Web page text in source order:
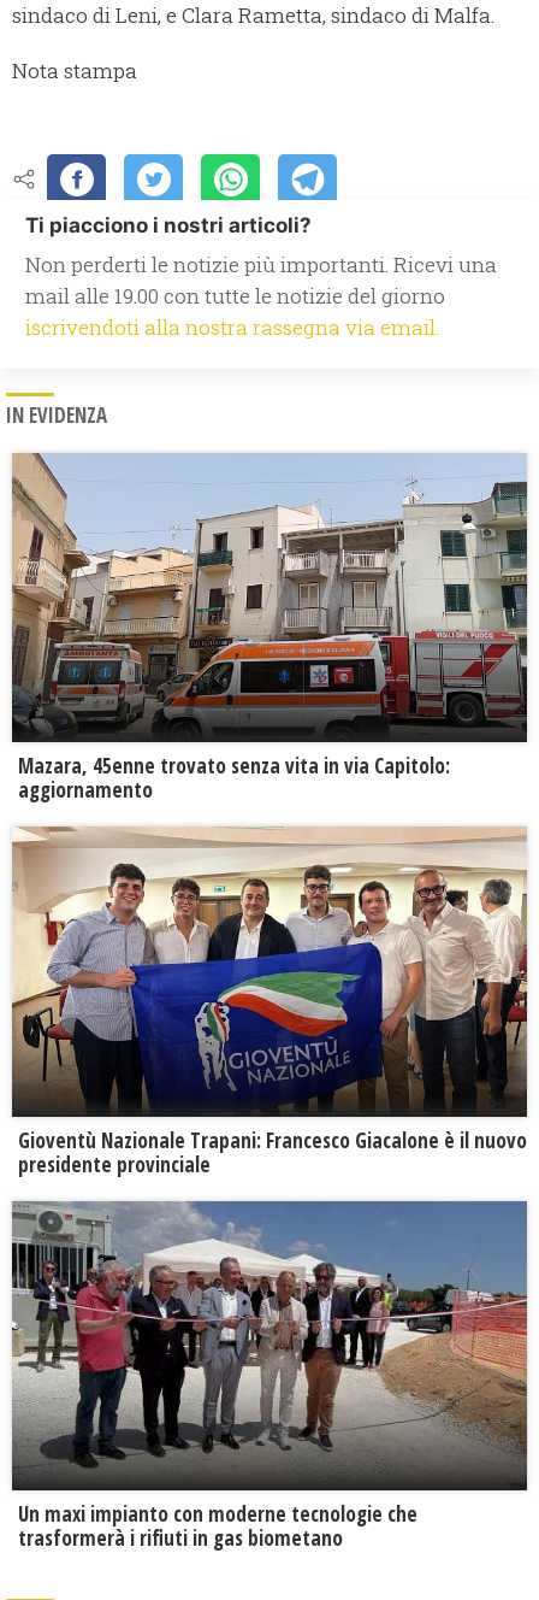
sindaco di Leni, e Clara Rametta, sindaco di Malfa.
Nota stampa
Ti piacciono i nostri articoli?
Non perderti le notizie più importanti. Ricevi una
mail alle 19.00 con tutte le notizie del giorno
iscrivendoti alla nostra rassegna via email.
IN EVIDENZA
Mazara, 45enne trovato senza vita in via Capitolo:
aggiornamento
Gioventù Nazionale Trapani: Francesco Giacalone è il nuovo
presidente provinciale
Un maxi impianto con moderne tecnologie che
trasformerà i rifiuti in gas biometano